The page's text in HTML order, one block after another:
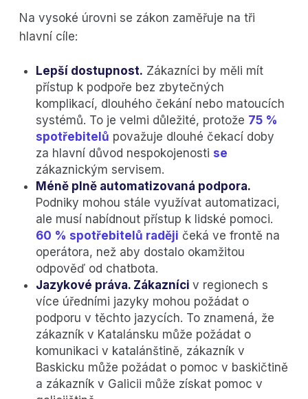
Na vysoké úrovni se zákon zaměřuje na tři
hlavní cíle:
Lepší dostupnost. Zákazníci by měli mít
přístup k podpoře bez zbytečných
komplikací, dlouhého čekání nebo matoucích
systémů. To je velmi důležité, protože 75 %
spotřebitelů považuje dlouhé čekací doby
za hlavní důvod nespokojenosti se
zákaznickým servisem.
Méně plně automatizovaná podpora.
Podniky mohou stále využívat automatizaci,
ale musí nabídnout přístup k lidské pomoci.
60 % spotřebitelů raději čeká ve frontě na
operátora, než aby dostalo okamžitou
odpověď od chatbota.
Jazykové práva. Zákazníci v regionech s
více úředními jazyky mohou požádat o
podporu v těchto jazycích. To znamená, že
zákazník v Katalánsku může požádat o
komunikaci v katalánštině, zákazník v
Baskicku může požádat o pomoc v baskičtině
a zákazník v Galicii může získat pomoc v